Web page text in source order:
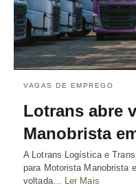
VAGAS DE EMPREGO
Lotrans abre
Manobrista
A Lotrans Logística e
para Motorista Manobrista
voltada…
Ler Mais